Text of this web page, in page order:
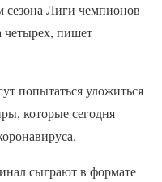
сезона Лиги чемпионов
пишет
попытаться уложиться
которые сегодня
сыграют в формате